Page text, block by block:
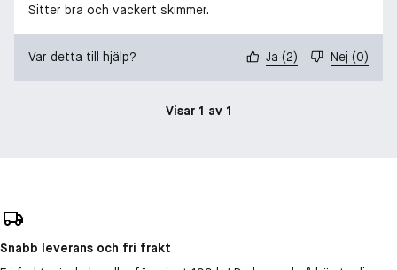
Sitter bra och vackert skimmer.
Var detta till hjälp? Ja (2) Nej (0)
Visar 1 av 1
Snabb leverans och fri frakt